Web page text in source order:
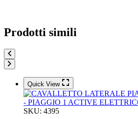
Prodotti simili
Quick View
SKU: 4395